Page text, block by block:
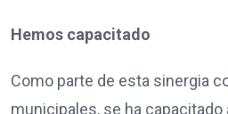
Hemos capacitado
Como parte de esta sinergia
municipales, se ha